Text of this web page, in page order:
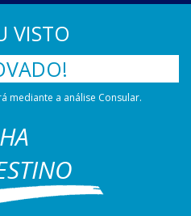
VISTO
mediante a análise Consular.